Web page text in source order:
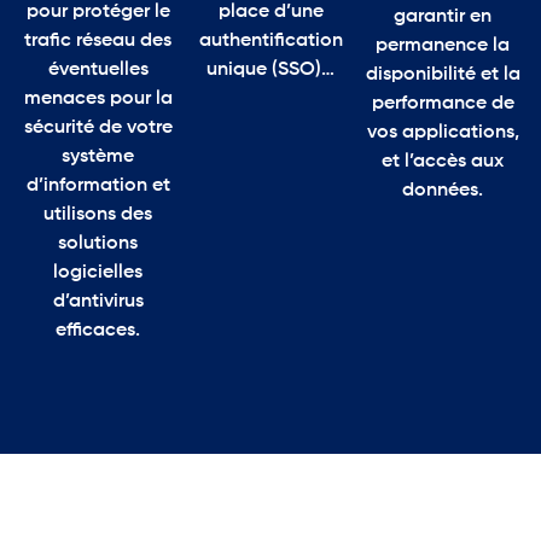
pour protéger le
trafic réseau des
éventuelles
menaces pour la
sécurité de votre
système
d’information et
utilisons des
solutions
logicielles
d’antivirus
efficaces.
place d’une
authentification
unique (SSO)…
garantir en
permanence la
disponibilité et la
performance de
vos applications,
et l’accès aux
données.